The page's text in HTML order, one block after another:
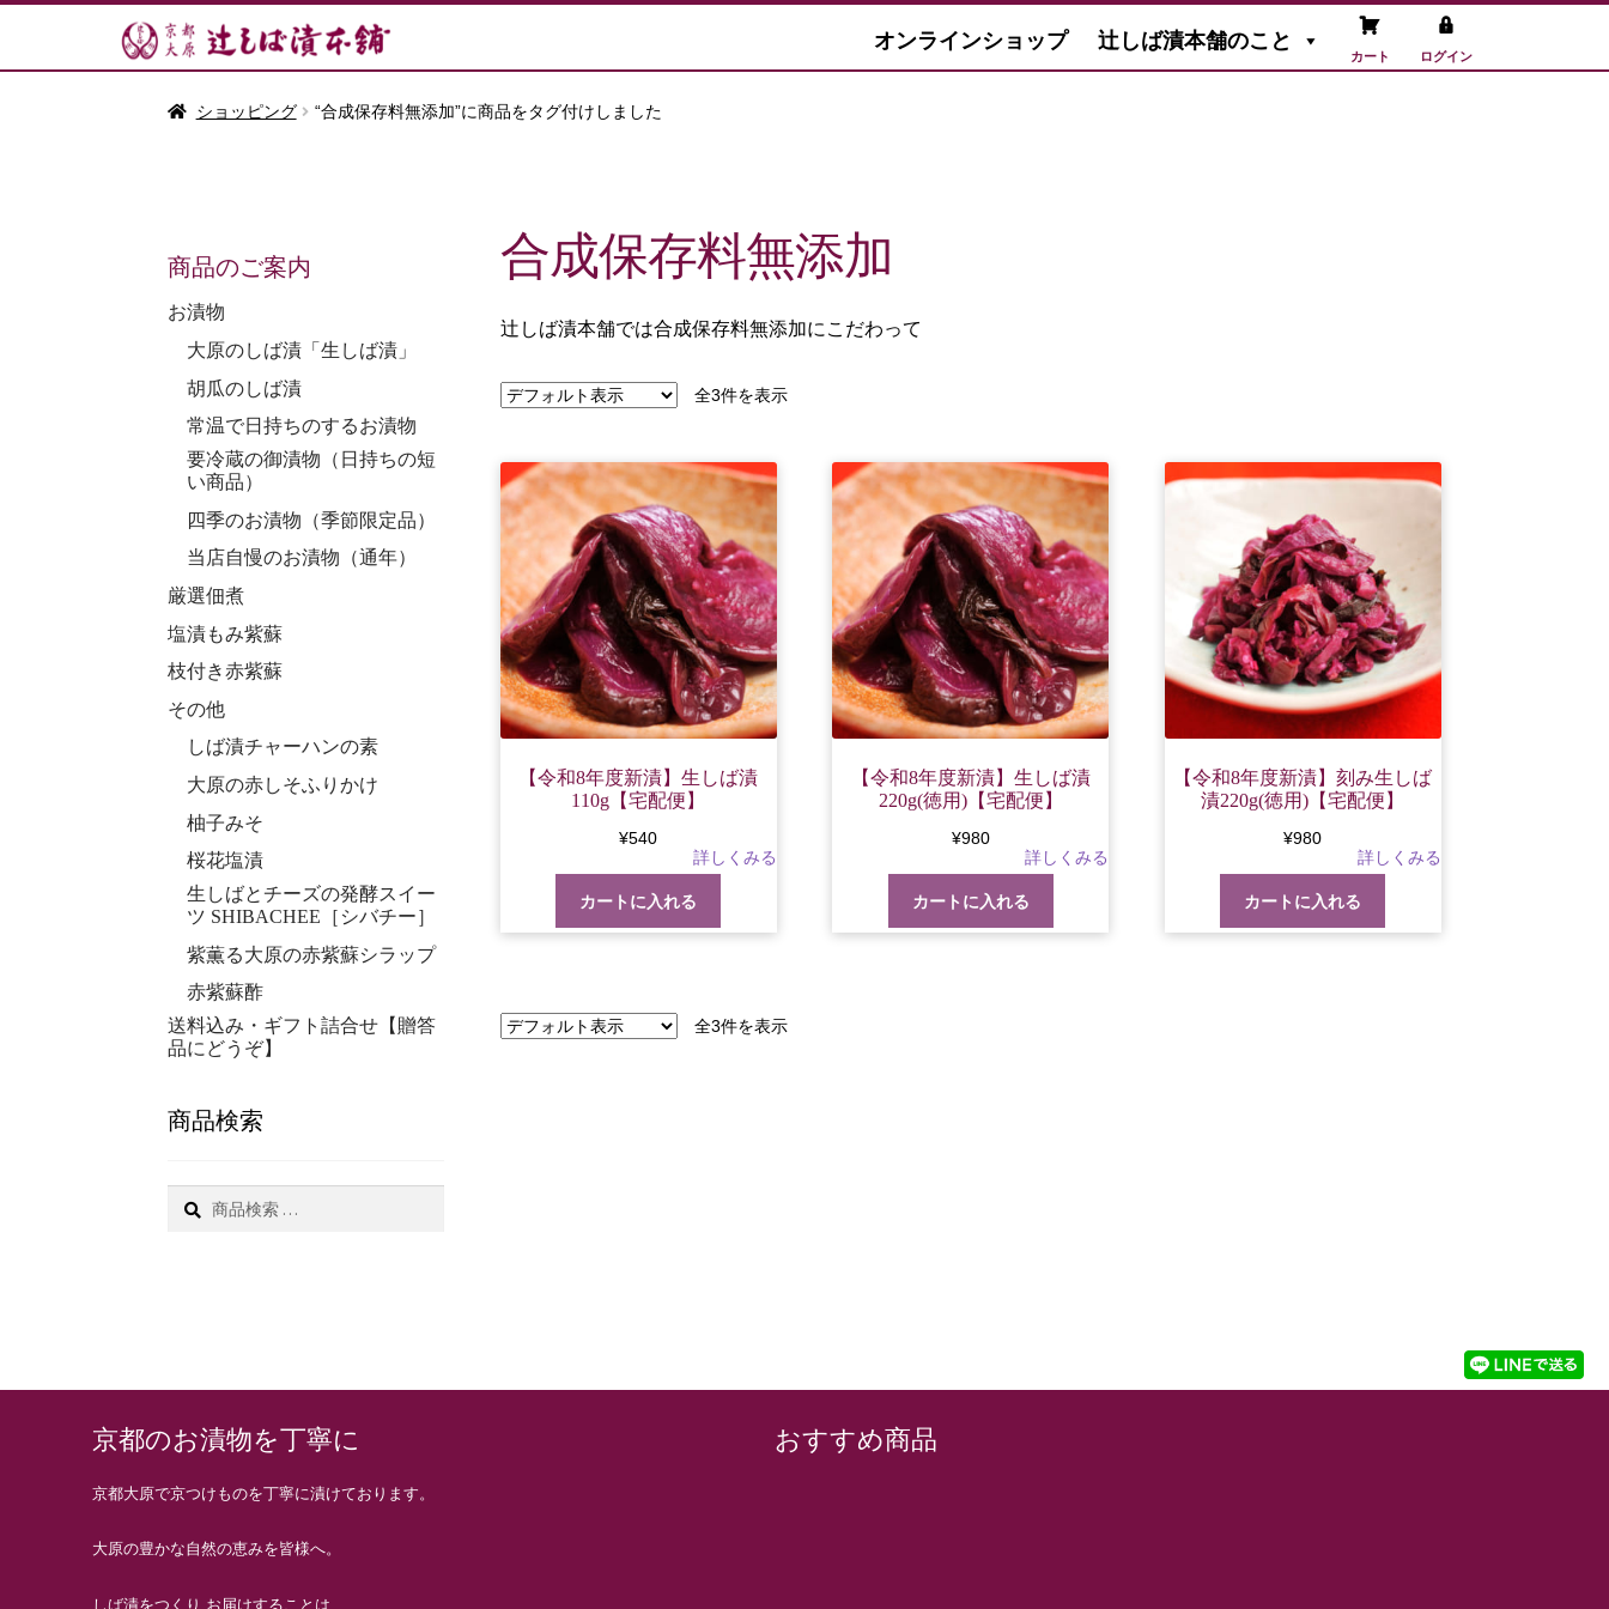
オンラインショップ 辻しば漬本舗のこと
カート ログイン
ショッピング “合成保存料無添加”に商品をタグ付けしました
合成保存料無添加
辻しば漬本舗では合成保存料無添加にこだわって
全3件を表示
【令和8年度新漬】生しば漬
110g【宅配便】
¥540
カートに入れる
【令和8年度新漬】生しば漬
220g(徳用)【宅配便】
¥980
カートに入れる
【令和8年度新漬】刻み生しば
漬220g(徳用)【宅配便】
¥980
カートに入れる
全3件を表示
商品のご案内
お漬物
大原のしば漬「生しば漬」
胡瓜のしば漬
常温で日持ちのするお漬物
要冷蔵の御漬物（日持ちの短
い商品）
四季のお漬物（季節限定品）
当店自慢のお漬物（通年）
厳選佃煮
塩漬もみ紫蘇
枝付き赤紫蘇
その他
しば漬チャーハンの素
大原の赤しそふりかけ
柚子みそ
桜花塩漬
生しばとチーズの発酵スイー
ツ SHIBACHEE［シバチー］
紫薫る大原の赤紫蘇シラップ
赤紫蘇酢
送料込み・ギフト詰合せ【贈答
品にどうぞ】
商品検索
京都のお漬物を丁寧に
京都大原で京つけものを丁寧に漬けております。
大原の豊かな自然の恵みを皆様へ。
しば漬をつくり お届けすることは
おすすめ商品